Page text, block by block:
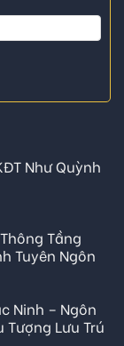
Như Quỳnh
Tầng
Tuyên Ngôn
Ninh – Ngôn
Tượng Lưu Trú